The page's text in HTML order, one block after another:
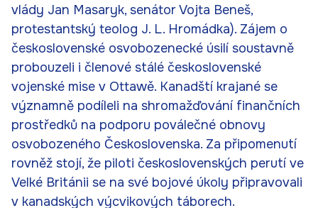
vlády Jan Masaryk, senátor Vojta Beneš,
protestantský teolog J. L. Hromádka). Zájem o
československé osvobozenecké úsilí soustavně
probouzeli i členové stálé československé
vojenské mise v Ottawě. Kanadští krajané se
významně podíleli na shromažďování finančních
prostředků na podporu poválečné obnovy
osvobozeného Československa. Za připomenutí
rovněž stojí, že piloti československých perutí ve
Velké Británii se na své bojové úkoly připravovali
v kanadských výcvikových táborech.